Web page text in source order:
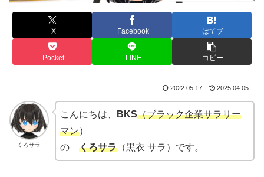
X Facebook はてブ
Pocket LINE コピー
2022.05.17 2025.04.05
くろサラ
こんにちは、 BKS（ブラック企業サラリー
マン）
の くろサラ（黒衣 サラ）です。